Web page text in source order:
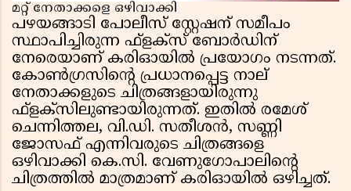
മറ്റ് നേതാക്കളെ ഒഴിവാക്കി
പഴയങ്ങാടി പോലീസ് സ്റ്റേഷന് സമീപം
സ്ഥാപിച്ചിരുന്ന ഫ്ളക്സ് ബോർഡിന്
നേരെയാണ് കരിഓയിൽ പ്രയോഗം നടന്നത്.
കോൺഗ്രസിൻ്റെ പ്രധാനപ്പെട്ട നാല്
നേതാക്കളുടെ ചിത്രങ്ങളായിരുന്നു
ഫ്ളക്സിലുണ്ടായിരുന്നത്. ഇതിൽ രമേശ്
ചെന്നിത്തല, വി.ഡി. സതീശൻ, സണ്ണി
ജോസഫ് എന്നിവരുടെ ചിത്രങ്ങളെ
ഒഴിവാക്കി കെ.സി. വേണുഗോപാലിൻ്റെ
ചിത്രത്തിൽ മാത്രമാണ് കരിഓയിൽ ഒഴിച്ചത്.